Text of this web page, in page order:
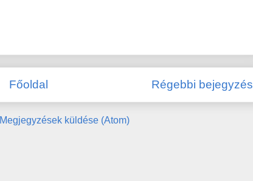
Régebbi bejegyzés
Főoldal
Megjegyzések küldése (Atom)